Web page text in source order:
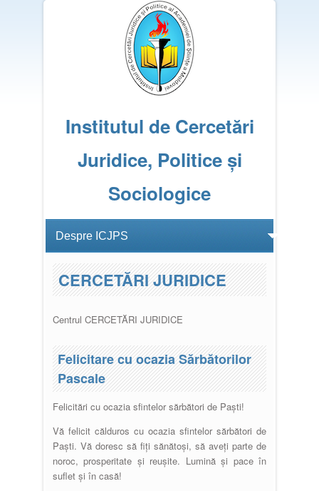
Institutul de Cercetări
Juridice, Politice și
Sociologice
CERCETĂRI JURIDICE
Centrul CERCETĂRI JURIDICE
Felicitare cu ocazia Sărbătorilor
Pascale
Felicitări cu ocazia sfintelor sărbători de Paști!
Vă felicit călduros cu ocazia sfintelor sărbători de
Paști. Vă doresc să fiți sănătoși, să aveți parte de
noroc, prosperitate și reușite. Lumină și pace în
suflet și în casă!